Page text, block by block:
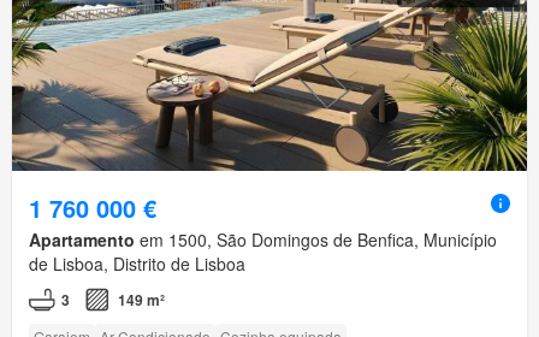
1 760 000 €
Apartamento em 1500, São Domingos de Benfica, Município
de Lisboa, Distrito de Lisboa
3 149 m²